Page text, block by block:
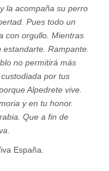
la acompaña su perro
Pues todo un
con orgullo. Mientras
Rampante.
no permitirá más
por tus
Alpedrete vive.
y en tu honor.
Que a fin de
España.